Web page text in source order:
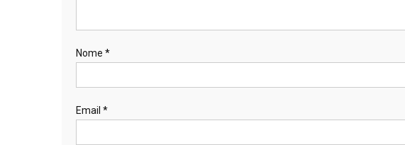
Nome *
Email *